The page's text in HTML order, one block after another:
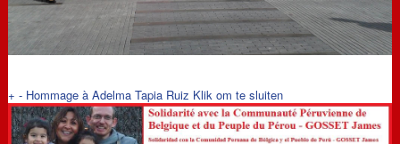
+ - Hommage à Adelma Tapia Ruiz Klik om te sluiten